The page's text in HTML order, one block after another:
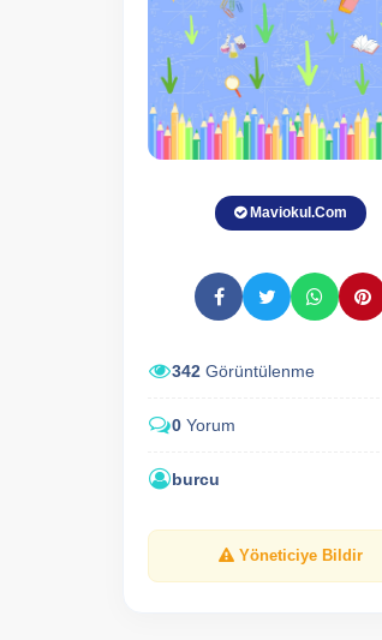
Maviokul.Com
342 Görüntülenme
0 Yorum
burcu
Yöneticiye Bildir